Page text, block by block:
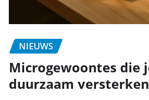
NIEUWS
Microgewoontes
duurzaam versterken